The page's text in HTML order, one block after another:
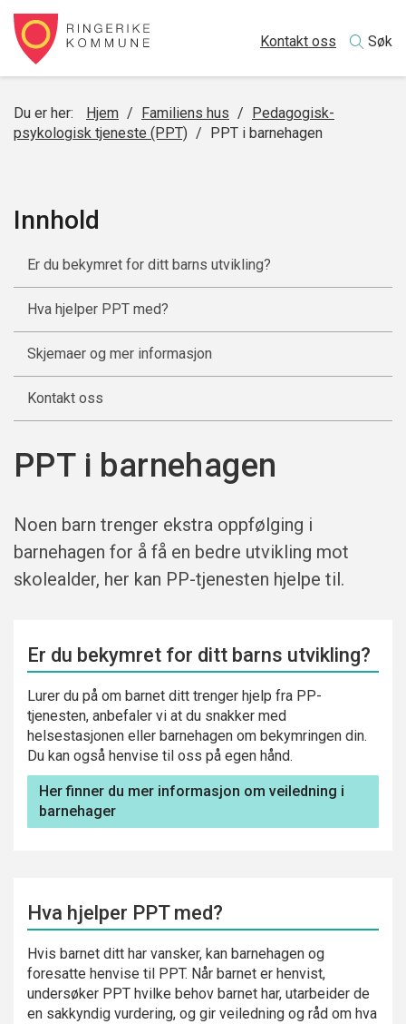
Kontakt oss Søk
Du er her: Hjem / Familiens hus / Pedagogisk-
psykologisk tjeneste (PPT) / PPT i barnehagen
Innhold
Er du bekymret for ditt barns utvikling?
Hva hjelper PPT med?
Skjemaer og mer informasjon
Kontakt oss
PPT i barnehagen
Noen barn trenger ekstra oppfølging i
barnehagen for å få en bedre utvikling mot
skolealder, her kan PP-tjenesten hjelpe til.
Er du bekymret for ditt barns utvikling?
Lurer du på om barnet ditt trenger hjelp fra PP-
tjenesten, anbefaler vi at du snakker med
helsestasjonen eller barnehagen om bekymringen din.
Du kan også henvise til oss på egen hånd.
Her finner du mer informasjon om veiledning i
barnehager
Hva hjelper PPT med?
Hvis barnet ditt har vansker, kan barnehagen og
foresatte henvise til PPT. Når barnet er henvist,
undersøker PPT hvilke behov barnet har, utarbeider de
en sakkyndig vurdering, og gir veiledning og råd om hva